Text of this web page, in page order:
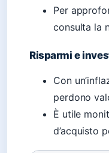
Per
consulta la
Risparmi e
Con
perdono
È utile
d’acquisto